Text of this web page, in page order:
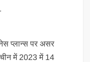
प्लान्स पर असर
चीन में 2023 में 14